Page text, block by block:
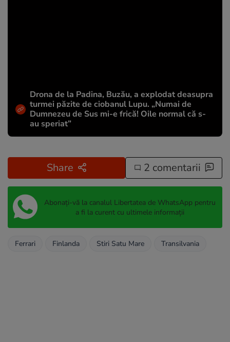
Drona de la Padina, Buzău, a explodat deasupra
turmei păzite de ciobanul Lupu. „Numai de
Dumnezeu de Sus mi-e frică! Oile normal că s-
au speriat”
Share 2 comentarii
Abonați-vă la canalul Libertatea de WhatsApp pentru
a fi la curent cu ultimele informații
Ferrari Finlanda Stiri Satu Mare Transilvania